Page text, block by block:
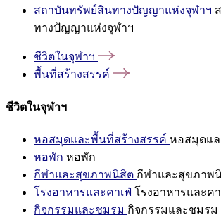
สถาบันทรัพย์สินทางปัญญาแห่งจุฬาฯ
ทางปัญญาแห่งจุฬาฯ
ชีวิตในจุฬาฯ
พื้นที่สร้างสรรค์
ชีวิตในจุฬาฯ
หอสมุดและพื้นที่สร้างสรรค์ หอสมุดแ
หอพัก หอพัก
กีฬาและสุขภาพนิสิต กีฬาและสุขภาพ
โรงอาหารและคาเฟ่ โรงอาหารและคา
กิจกรรมและชมรม กิจกรรมและชมรม